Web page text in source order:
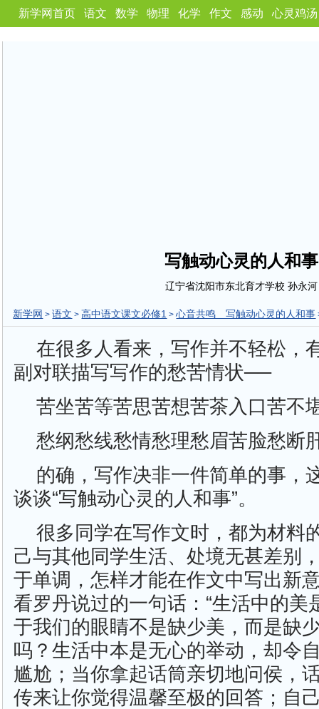
新学网首页 语文 数学 物理 化学 作文 感动 心灵鸡汤
写触动心灵的人和事
辽宁省沈阳市东北育才学校 孙永河
新学网 >语文 > 高中语文课文必修1 >心音共鸣 写触动心灵的人和事
在很多人看来，写作并不轻松，
副对联描写写作的愁苦情状──
苦坐苦等苦思苦想苦茶入口苦不
愁纲愁线愁情愁理愁眉苦脸愁断
的确，写作决非一件简单的事，
谈谈“写触动心灵的人和事”。
很多同学在写作文时，都为材料
己与其他同学生活、处境无甚差别
于单调，怎样才能在作文中写出新
看罗丹说过的一句话：“生活中的美
于我们的眼睛不是缺少美，而是缺
吗？生活中本是无心的举动，却令
尴尬；当你拿起话筒亲切地问侯，
传来让你觉得温馨至极的回答；自